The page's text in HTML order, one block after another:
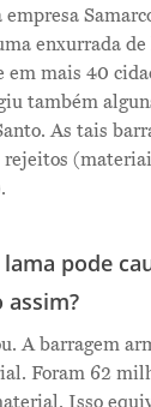
empresa
enxurrada
em mais 40
também
As tais
rejeitos
lama pode
assim?
A barragem
Foram 62
Isso